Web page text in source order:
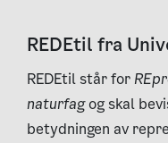
REDEtil fra
REDEtil står for
naturfagog skal
betydningen av